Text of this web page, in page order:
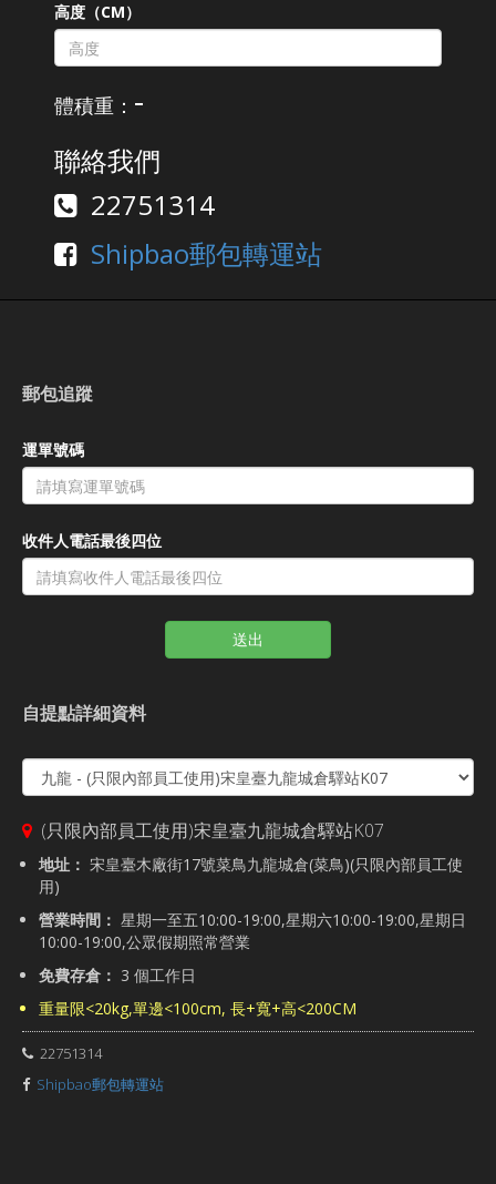
高度（CM）
體積重： -
聯絡我們
22751314
Shipbao郵包轉運站
郵包追蹤
運單號碼
收件人電話最後四位
送出
自提點詳細資料
(只限內部員工使用)宋皇臺九龍城倉驛站K07
地址： 宋皇臺木廠街17號菜鳥九龍城倉(菜鳥)(只限內部員工使
用)
營業時間： 星期一至五10:00-19:00,星期六10:00-19:00,星期日
10:00-19:00,公眾假期照常營業
免費存倉： 3 個工作日
重量限<20kg,單邊<100cm, 長+寬+高<200CM
22751314
Shipbao郵包轉運站